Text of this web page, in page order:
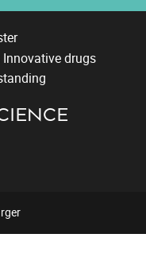
Innovative drugs